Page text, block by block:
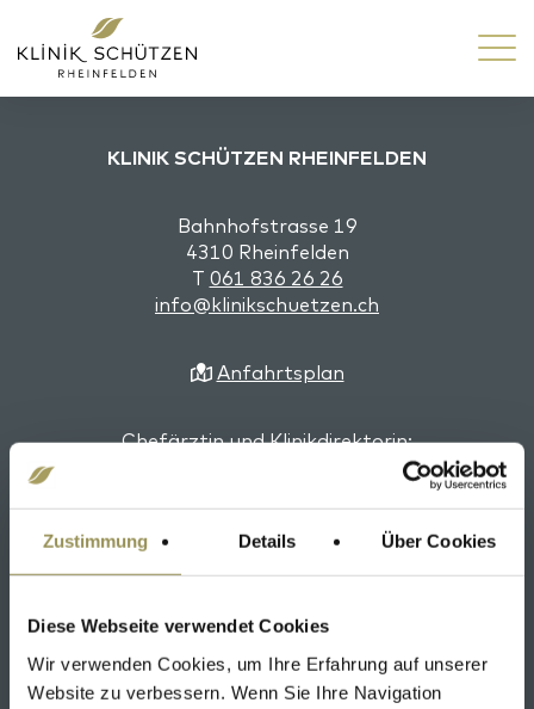
Zustimmung Details Über Cookies
Diese Webseite verwendet Cookies
Wir verwenden Cookies, um Ihre Erfahrung auf unserer
Website zu verbessern. Wenn Sie Ihre Navigation
KLINIK SCHÜTZEN RHEINFELDEN
Bahnhofstrasse 19
4310 Rheinfelden
T 061 836 26 26
info@klinikschuetzen.ch
Anfahrtsplan
Chefärztin und Klinikdirektorin:
Dr. med. Katharina Gessler, EMBA, Fachärztin
Psychiatrie und Psychotherapie FMH, Fachärztin